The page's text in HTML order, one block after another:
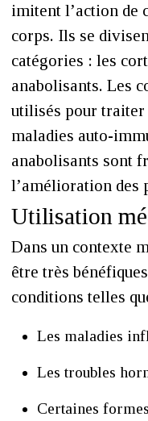
imitent l’action de
corps. Ils se
catégories : les
anabolisants. Les
utilisés pour traiter
maladies auto-
anabolisants sont
l’amélioration des
Utilisation
Dans un contexte
être très
conditions telles
Les maladies
Les troubles
Certaines